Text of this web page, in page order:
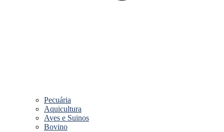
Pecuária
Aquicultura
Aves e Suinos
Bovino